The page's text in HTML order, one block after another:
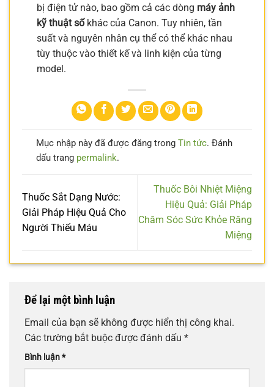
bị điện tử nào, bao gồm cả các dòng máy ảnh
kỹ thuật số khác của Canon. Tuy nhiên, tần
suất và nguyên nhân cụ thể có thể khác nhau
tùy thuộc vào thiết kế và linh kiện của từng
model.
Mục nhập này đã được đăng trong Tin tức. Đánh
dấu trang permalink.
Thuốc Sắt Dạng Nước:
Giải Pháp Hiệu Quả Cho
Người Thiếu Máu
Thuốc Bôi Nhiệt Miệng
Hiệu Quả: Giải Pháp
Chăm Sóc Sức Khỏe Răng
Miệng
Để lại một bình luận
Email của bạn sẽ không được hiển thị công khai.
Các trường bắt buộc được đánh dấu *
Bình luận*